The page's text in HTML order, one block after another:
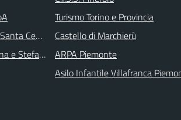
Cecilia
e Stefano
Turismo Torino e Provincia
Castello di Marchierù
ARPA Piemonte
Asilo Infantile Villafranca